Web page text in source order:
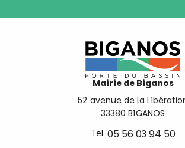
Mairie de Biganos
52 avenue de la
33380 BIGANOS
Tel. 05 56 03 94 50